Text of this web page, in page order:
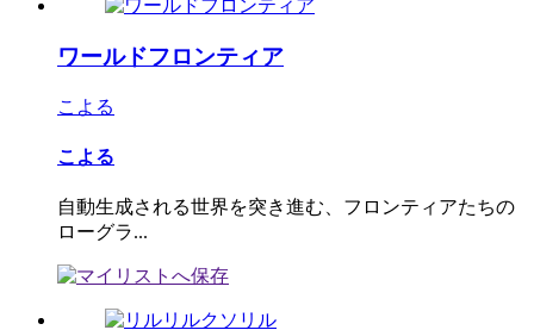
ワールドフロンティア
こよる
こよる
自動生成される世界を突き進む、フロンティアたちの
ローグラ...